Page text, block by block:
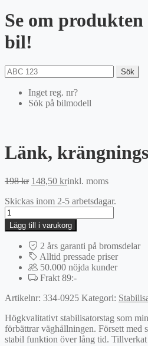
Se om produkten
bil!
Sök
Inget reg. nr?
Sök på bilmodell
Länk,
198kr Det
priset
198 kr.
148,50 krDet
priset
148,50 kr.
inkl. moms
Skickas inom 2-5 arbetsdagar.
Länk,
krängningshämmare
mängd
Lägg till i varukorg
2 års garanti på bromsdelar
Alltid pressade priser
50.000 nöjda kunder
Frakt 89:-
Artikelnr: 334-0925 Kategori:
Högkvalitativt stabilisatorstag som
förbättrar väghållningen. Försett med
stabil funktion över lång tid.